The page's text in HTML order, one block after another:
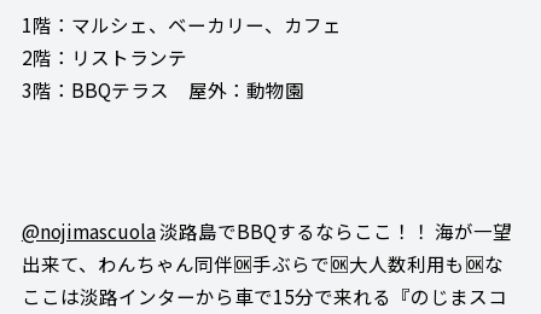
1階：マルシェ、ベーカリー、カフェ
2階：リストランテ
3階：BBQテラス 屋外：動物園
@nojimascuola淡路島でBBQするならここ！！ 海が一望
出来て、わんちゃん同伴🆗手ぶらで🆗大人数利用も🆗な
ここは淡路インターから車で15分で来れる『のじまスコ